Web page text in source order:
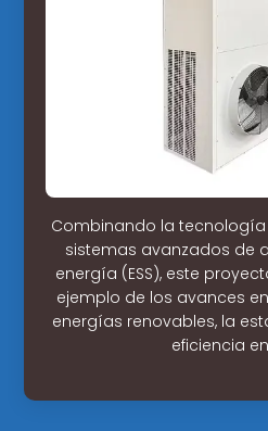
Combinando la
sistemas avanzados de
energía (ESS), este
ejemplo de los avances
energías renovables, la
eficiencia